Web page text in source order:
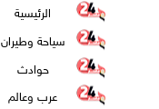
الرئيسية
سياحة وطيران
حوادث
عرب وعالم